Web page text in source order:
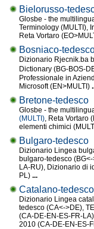
Bielorusso-
Glosbe - the
Terminology (MULTI),
Reta Vortaro
Bosniaco-
Dizionario Rjecnik.ba
Dictionary (BG-BOS-
Professionale in
Microsoft (EN>MULTI)
Bretone-tedesco
Glosbe - the
(MULTI), Reta Vortaro
elementi chimici
Bulgaro-tedesco
Dizionario Lingea
bulgaro-tedesco
LA-RU), Dizionario di
PL) ...
Catalano-tedesco
Dizionario Lingea
tedesco (CA<->DE),
(CA-DE-EN-ES-FR-
2010 (CA-DE-EN-ES-